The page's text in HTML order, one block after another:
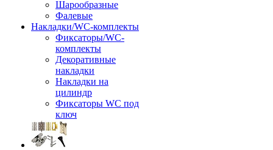
Шарообразные
Фалевые
Накладки/WC-комплекты
Фиксаторы/WC-
комплекты
Декоративные
накладки
Накладки на
цилиндр
Фиксаторы WC под
ключ